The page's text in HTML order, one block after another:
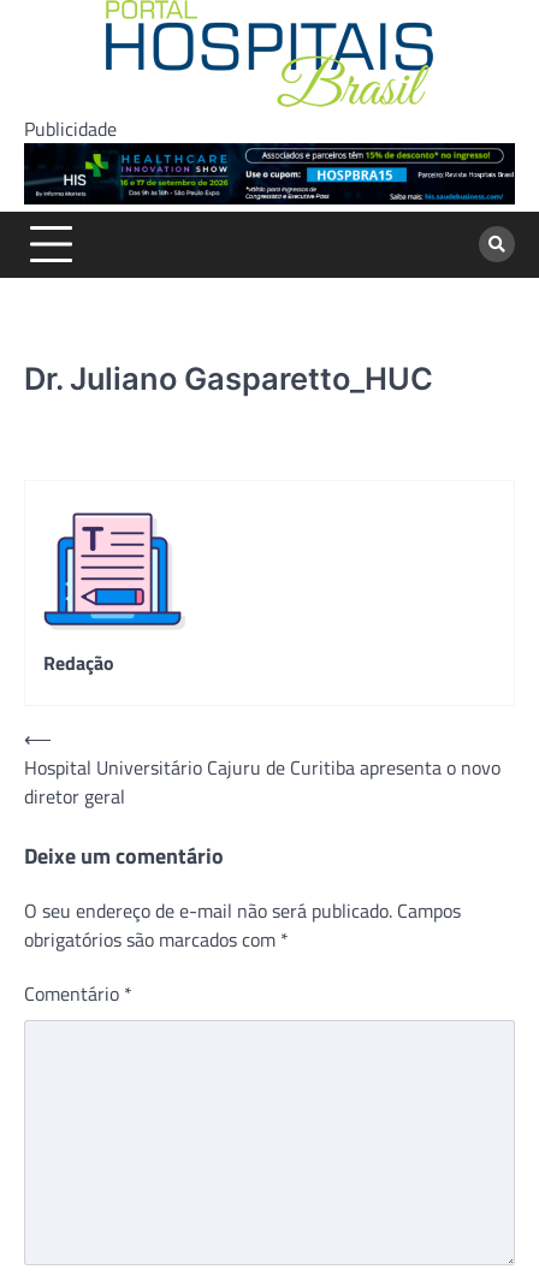
Publicidade
Dr. Juliano Gasparetto_HUC
Redação
Navegação
de
Post
⟵
Hospital Universitário Cajuru de Curitiba apresenta o novo
diretor geral
Deixe um comentário
O seu endereço de e-mail não será publicado. Campos
obrigatórios são marcados com *
Comentário *